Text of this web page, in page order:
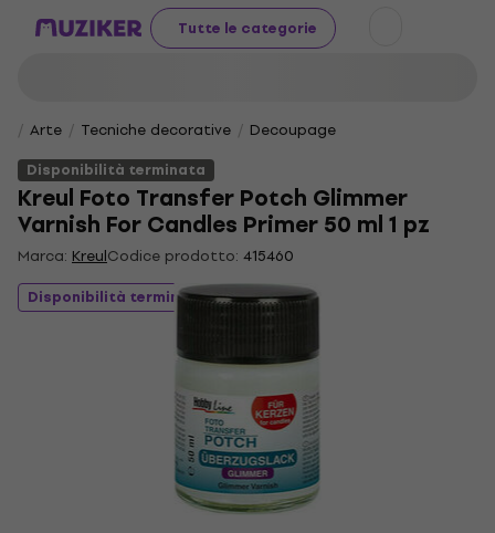
Tutte le categorie
Arte Tecniche decorative
Decoupage
Disponibilità terminata
Kreul Foto Transfer Potch Glimmer
Varnish For Candles Primer 50 ml 1 pz
Marca: KreulCodice prodotto: 415460
Disponibilità terminata